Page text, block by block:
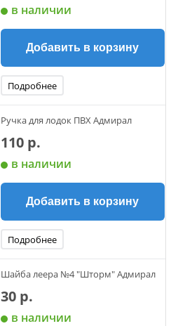
в наличии
Добавить в корзину
Подробнее
Ручка для лодок ПВХ Адмирал
110 р.
в наличии
Добавить в корзину
Подробнее
Шайба леера №4 "Шторм" Адмирал
30 р.
в наличии